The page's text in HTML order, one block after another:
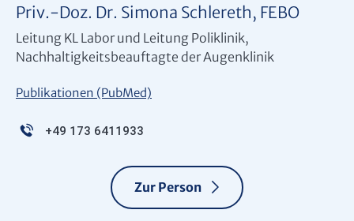
Priv.-Doz. Dr. Simona Schlereth, FEBO
Leitung KL Labor und Leitung Poliklinik,
Nachhaltigkeitsbeauftagte der Augenklinik
Publikationen (PubMed)
+49 173 6411933
Zur Person